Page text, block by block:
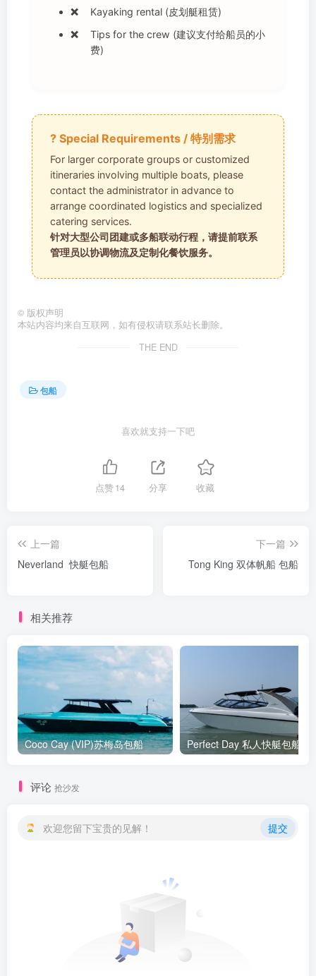
Kayaking rental (皮划艇租赁)
Tips for the crew (建议支付给船员的小
费)
? Special Requirements / 特别需求
For larger corporate groups or customized
itineraries involving multiple boats, please
contact the administrator in advance to
arrange coordinated logistics and specialized
catering services.
针对大型公司团建或多船联动行程，请提前联系
管理员以协调物流及定制化餐饮服务。
© 版权声明
本站内容均来自互联网，如有侵权请联系站长删除。
THE END
包船
喜欢就支持一下吧
点赞14 分享 收藏
上一篇
Neverland 快艇包船
下一篇
Tong King 双体帆船 包船
相关推荐
Coco Cay (VIP)苏梅岛包船 Perfect Day 私人快艇包船
评论 抢沙发
欢迎您留下宝贵的见解！ 提交